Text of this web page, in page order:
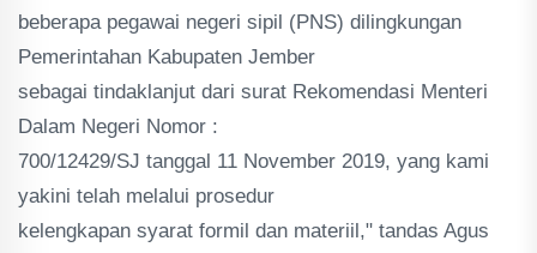
beberapa pegawai negeri sipil (PNS) dilingkungan
Pemerintahan Kabupaten Jember
sebagai tindaklanjut dari surat Rekomendasi Menteri
Dalam Negeri Nomor :
700/12429/SJ tanggal 11 November 2019, yang kami
yakini telah melalui prosedur
kelengkapan syarat formil dan materiil," tandas Agus